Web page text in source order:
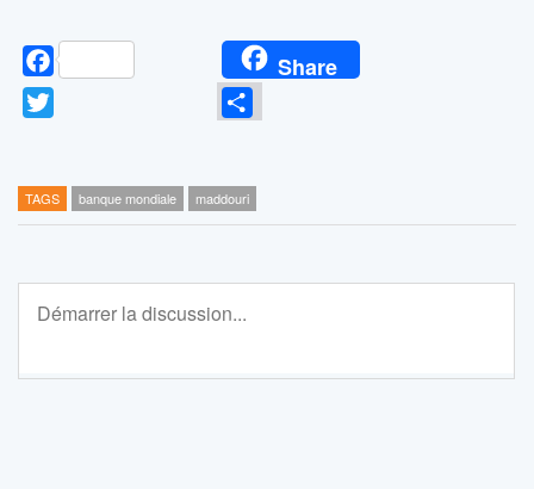
Facebook Share
Partager
TAGS banque mondiale maddouri